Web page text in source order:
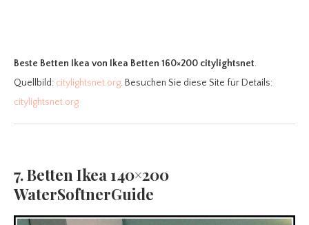
Beste Betten Ikea von Ikea Betten 160×200 citylightsnet.
Quellbild: citylightsnet.org. Besuchen Sie diese Site für Details:
citylightsnet.org
7. Betten Ikea 140×200
WaterSoftnerGuide